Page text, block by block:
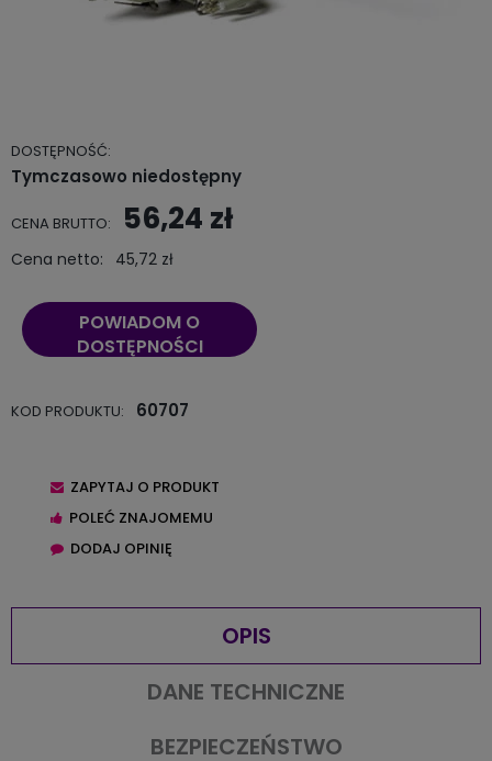
DOSTĘPNOŚĆ:
Tymczasowo niedostępny
CENA BRUTTO: 56,24 zł
Cena netto: 45,72 zł
POWIADOM O
DOSTĘPNOŚCI
KOD PRODUKTU: 60707
ZAPYTAJ O PRODUKT
POLEĆ ZNAJOMEMU
DODAJ OPINIĘ
OPIS
DANE TECHNICZNE
BEZPIECZEŃSTWO